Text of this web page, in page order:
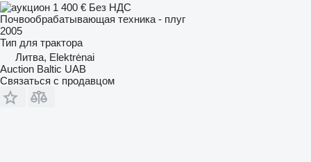
1 400 € Без НДС
Почвообрабатывающая техника - плуг
2005
Тип для трактора
Литва, Elektrėnai
Auction Baltic UAB
Связаться с продавцом